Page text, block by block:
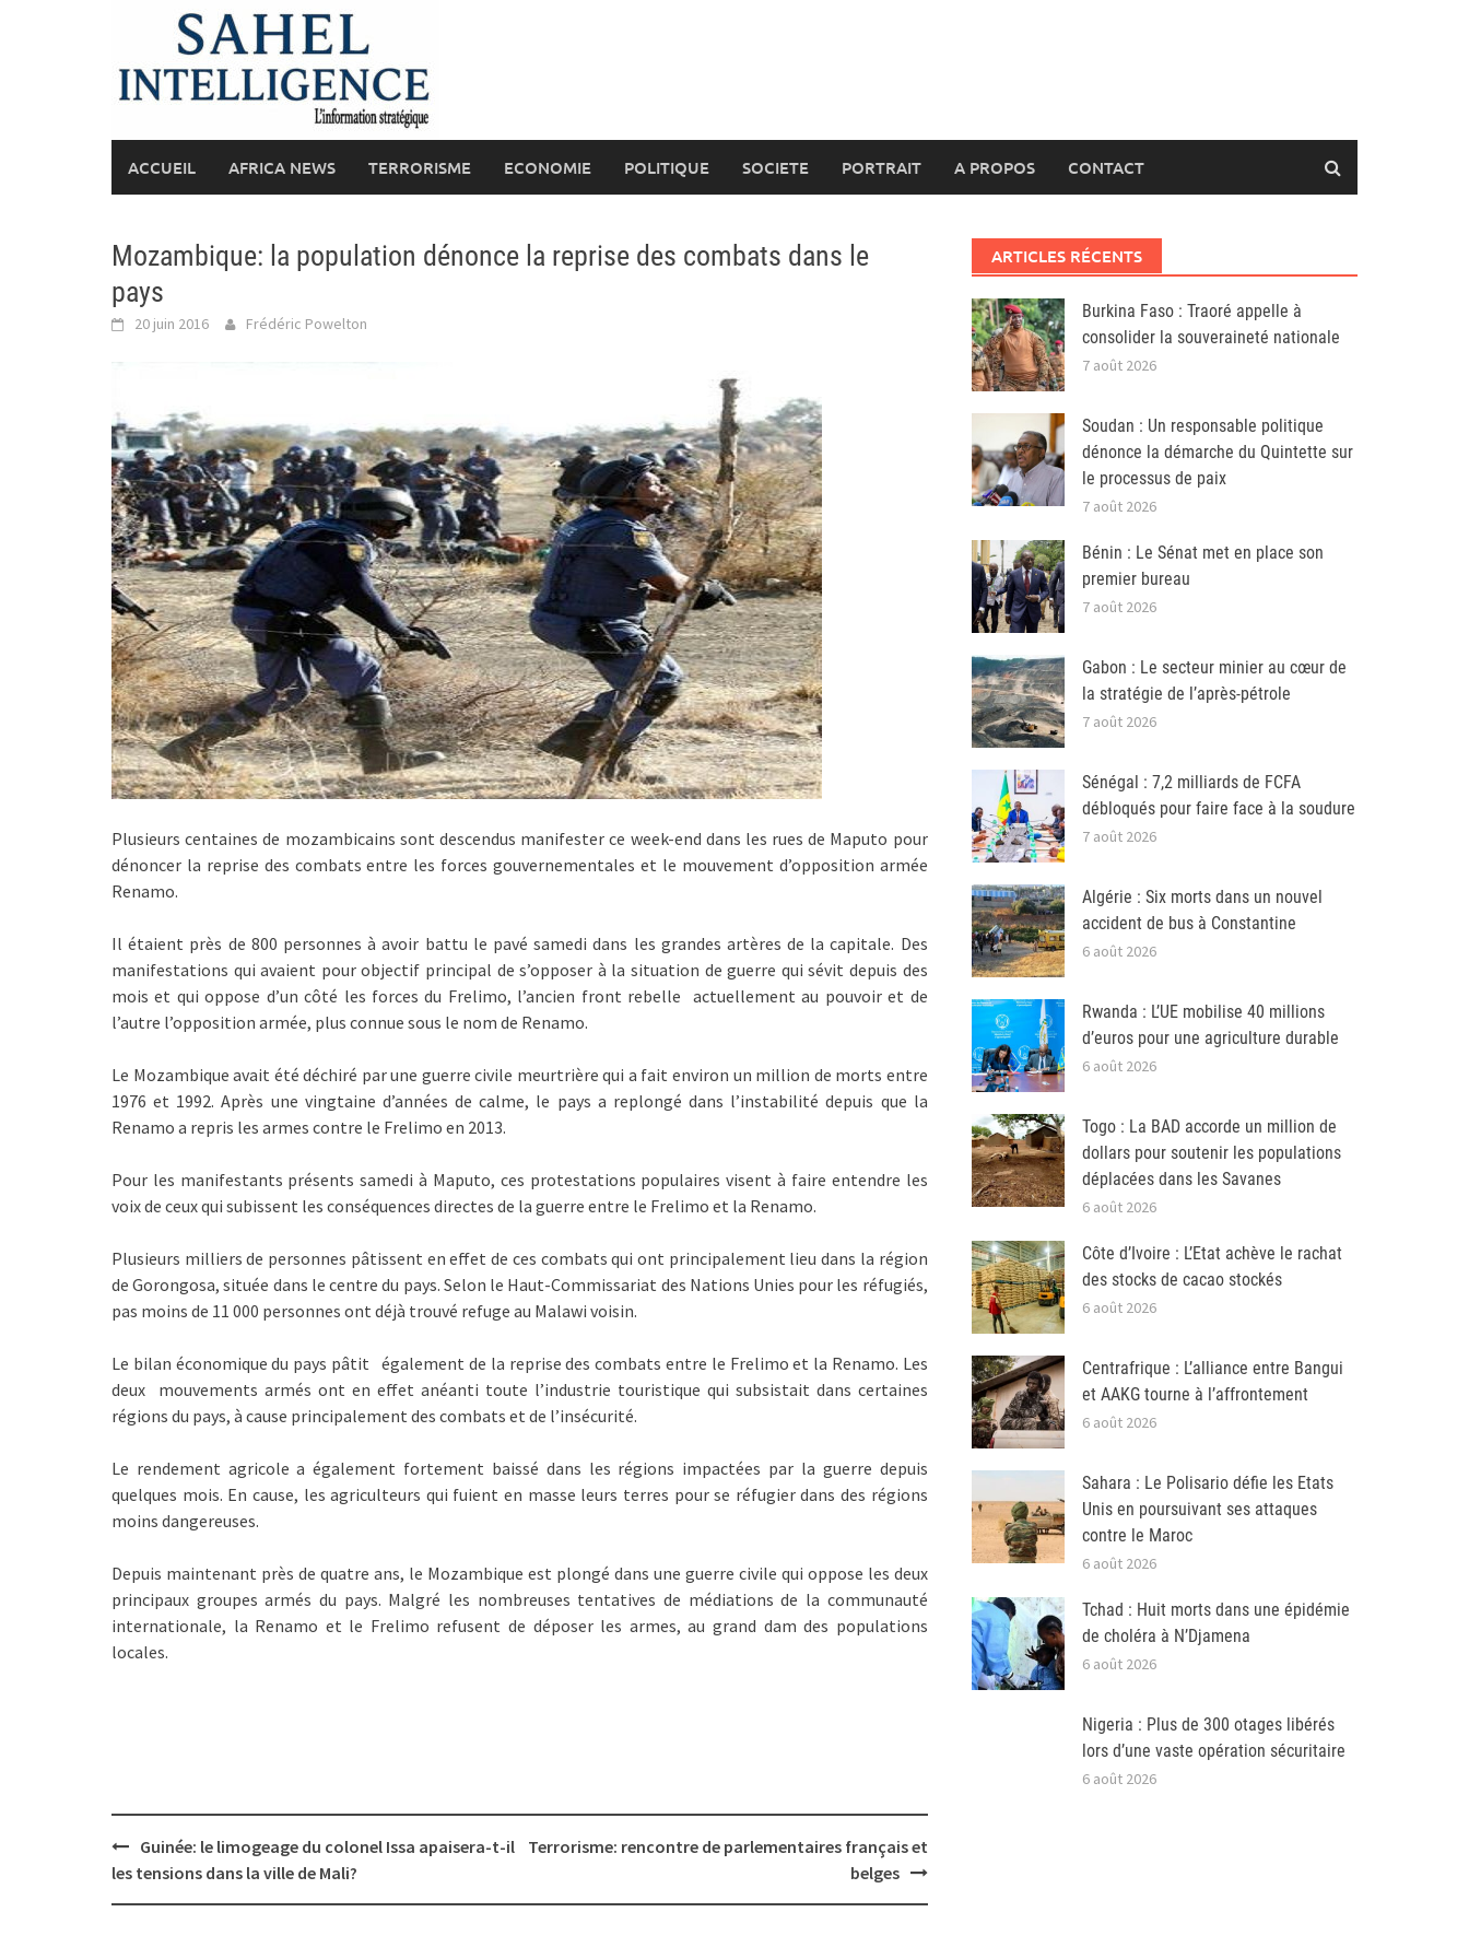
ACCUEIL AFRICA NEWS TERRORISME ECONOMIE POLITIQUE SOCIETE PORTRAIT A PROPOS CONTACT
Mozambique: la population dénonce la reprise des combats dans le
pays
20 juin 2016 Frédéric Powelton
Plusieurs centaines de mozambicains sont descendus manifester ce week-end dans les rues de Maputo pour
dénoncer la reprise des combats entre les forces gouvernementales et le mouvement d’opposition armée
Renamo.
Il étaient près de 800 personnes à avoir battu le pavé samedi dans les grandes artères de la capitale. Des
manifestations qui avaient pour objectif principal de s’opposer à la situation de guerre qui sévit depuis des
mois et qui oppose d’un côté les forces du Frelimo, l’ancien front rebelle actuellement au pouvoir et de
l’autre l’opposition armée, plus connue sous le nom de Renamo.
Le Mozambique avait été déchiré par une guerre civile meurtrière qui a fait environ un million de morts entre
1976 et 1992. Après une vingtaine d’années de calme, le pays a replongé dans l’instabilité depuis que la
Renamo a repris les armes contre le Frelimo en 2013.
Pour les manifestants présents samedi à Maputo, ces protestations populaires visent à faire entendre les
voix de ceux qui subissent les conséquences directes de la guerre entre le Frelimo et la Renamo.
Plusieurs milliers de personnes pâtissent en effet de ces combats qui ont principalement lieu dans la région
de Gorongosa, située dans le centre du pays. Selon le Haut-Commissariat des Nations Unies pour les réfugiés,
pas moins de 11 000 personnes ont déjà trouvé refuge au Malawi voisin.
Le bilan économique du pays pâtit également de la reprise des combats entre le Frelimo et la Renamo. Les
deux mouvements armés ont en effet anéanti toute l’industrie touristique qui subsistait dans certaines
régions du pays, à cause principalement des combats et de l’insécurité.
Le rendement agricole a également fortement baissé dans les régions impactées par la guerre depuis
quelques mois. En cause, les agriculteurs qui fuient en masse leurs terres pour se réfugier dans des régions
moins dangereuses.
Depuis maintenant près de quatre ans, le Mozambique est plongé dans une guerre civile qui oppose les deux
principaux groupes armés du pays. Malgré les nombreuses tentatives de médiations de la communauté
internationale, la Renamo et le Frelimo refusent de déposer les armes, au grand dam des populations
locales.
Post
navigation
Guinée: le limogeage du colonel Issa apaisera-t-il
les tensions dans la ville de Mali?
Terrorisme: rencontre de parlementaires français et
belges
ARTICLES RÉCENTS
Burkina Faso : Traoré appelle à
consolider la souveraineté nationale
7 août 2026
Soudan : Un responsable politique
dénonce la démarche du Quintette sur
le processus de paix
7 août 2026
Bénin : Le Sénat met en place son
premier bureau
7 août 2026
Gabon : Le secteur minier au cœur de
la stratégie de l’après-pétrole
7 août 2026
Sénégal : 7,2 milliards de FCFA
débloqués pour faire face à la soudure
7 août 2026
Algérie : Six morts dans un nouvel
accident de bus à Constantine
6 août 2026
Rwanda : L’UE mobilise 40 millions
d’euros pour une agriculture durable
6 août 2026
Togo : La BAD accorde un million de
dollars pour soutenir les populations
déplacées dans les Savanes
6 août 2026
Côte d’Ivoire : L’Etat achève le rachat
des stocks de cacao stockés
6 août 2026
Centrafrique : L’alliance entre Bangui
et AAKG tourne à l’affrontement
6 août 2026
Sahara : Le Polisario défie les Etats
Unis en poursuivant ses attaques
contre le Maroc
6 août 2026
Tchad : Huit morts dans une épidémie
de choléra à N’Djamena
6 août 2026
Nigeria : Plus de 300 otages libérés
lors d’une vaste opération sécuritaire
6 août 2026